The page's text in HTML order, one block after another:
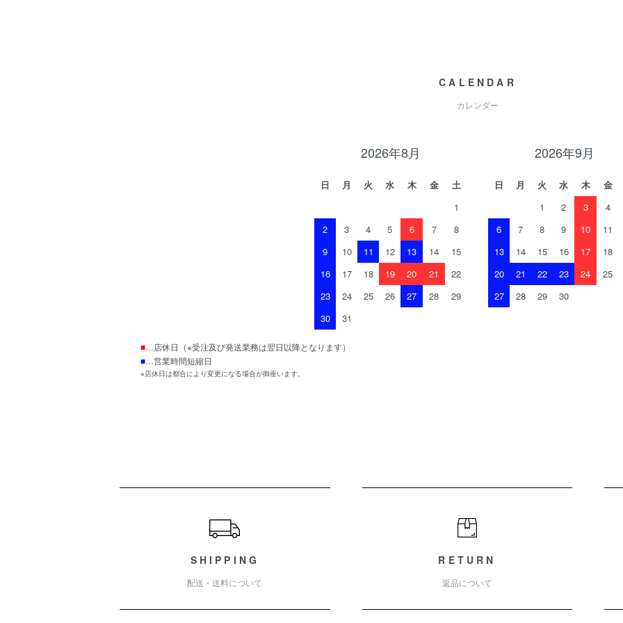
CALENDAR
カレンダー
2026年8月
日 月 火 水 木 金
土
1
2
3 4 5 6 7
8
9
10 11 12 13 14
15
16
17 18 19 20 21
22
23
24 25 26 27 28
29
30
31
2026年9月
日 月 火 水 木 金
1
2 3 4
6
7 8 9 10 11
13
14 15 16 17 18
20
21 22 23 24 25
27
28 29 30
■…店休日（※受注及び発送業務は翌日以降となります）
■…営業時間短縮日
※店休日は都合により変更になる場合が御座います。
SHIPPING
配送・送料について
RETURN
返品について